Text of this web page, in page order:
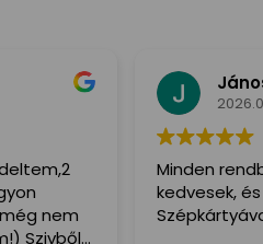
nem
Szivből
Minden
kedvesek,